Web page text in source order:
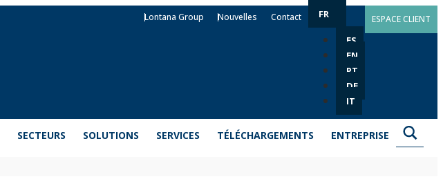
Lontana Group Nouvelles Contact FR
ES
EN
PT
DE
IT
ESPACE CLIENT
SECTEURS SOLUTIONS SERVICES TÉLÉCHARGEMENTS ENTREPRISE